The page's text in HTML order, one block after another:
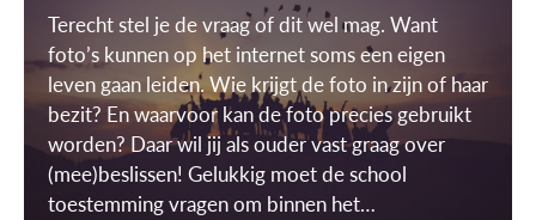
Terecht stel je de vraag of dit wel mag. Want
foto’s kunnen op het internet soms een eigen
leven gaan leiden. Wie krijgt de foto in zijn of haar
bezit? En waarvoor kan de foto precies gebruikt
worden? Daar wil jij als ouder vast graag over
(mee)beslissen! Gelukkig moet de school
toestemming vragen om binnen het